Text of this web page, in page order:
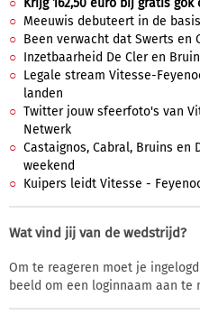
Krijg 162,50 euro bij gratis
Meeuwis debuteert in de
Been verwacht dat Swerts en
Inzetbaarheid De Cler en
Legale stream Vitesse-
landen
Twitter jouw sfeerfoto's van
Netwerk
Castaignos, Cabral, Bruins en
weekend
Kuipers leidt Vitesse -
Wat vind jij van de wedstrijd?
Om te reageren moet je
beeld om een loginnaam aan te